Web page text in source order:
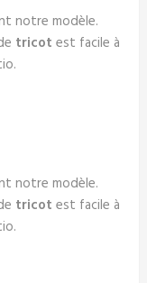
notre modèle.
tricot est facile à
notre modèle.
tricot est facile à